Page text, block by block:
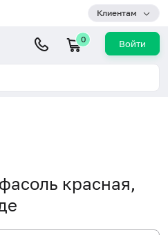
Клиентам
0 Войти
красная,